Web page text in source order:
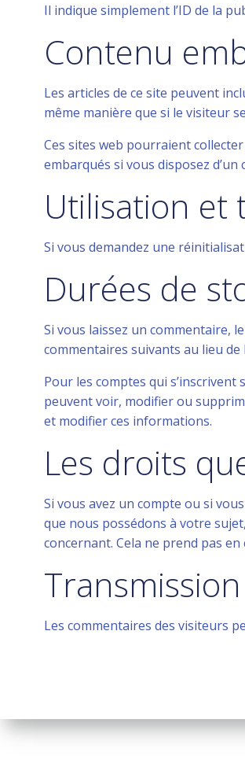
Il indique simplement l’ID de la
Contenu
Les articles de ce site peuvent
même manière que si le visiteur
Ces sites web pourraient
embarqués si vous disposez
Utilisation et
Si vous demandez une
Durées de
Si vous laissez un commentaire,
commentaires suivants au lieu
Pour les comptes qui
peuvent voir, modifier ou
et modifier ces informations.
Les droits
Si vous avez un compte ou si
que nous possédons à votre
concernant. Cela ne prend pas
Les commentaires des visiteurs